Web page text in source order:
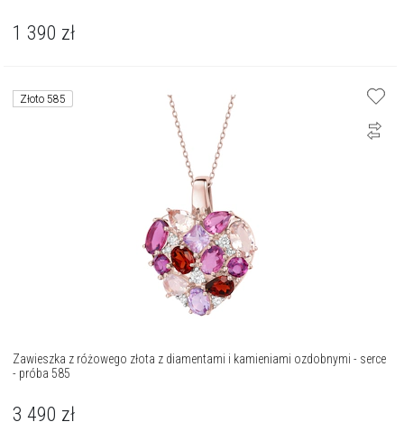
1 390 zł
Złoto 585
Zawieszka z różowego złota z diamentami i kamieniami ozdobnymi - serce
- próba 585
3 490 zł